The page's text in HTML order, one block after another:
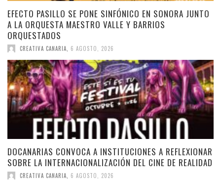
EFECTO PASILLO SE PONE SINFÓNICO EN SONORA JUNTO
A LA ORQUESTA MAESTRO VALLE Y BARRIOS
ORQUESTADOS
CREATIVA CANARIA 6 AGOSTO, 2026
DOCANARIAS CONVOCA A INSTITUCIONES A REFLEXIONAR
SOBRE LA INTERNACIONALIZACIÓN DEL CINE DE REALIDAD
CREATIVA CANARIA 6 AGOSTO, 2026